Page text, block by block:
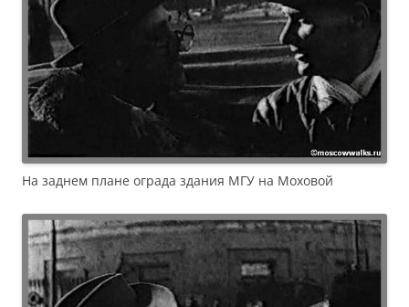
На заднем плане ограда здания МГУ на Моховой